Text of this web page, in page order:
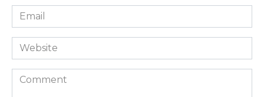
Email
*
Website
Comment